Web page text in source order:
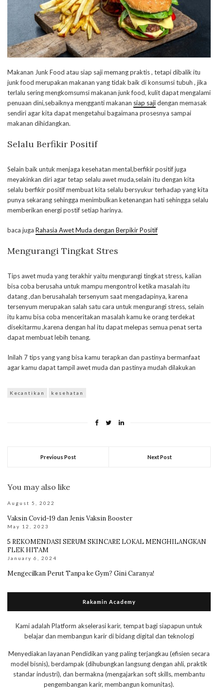
Makanan Junk Food atau siap saji memang praktis , tetapi dibalik itu
junk food merupakan makanan yang tidak baik di konsumsi tubuh , jika
terlalu sering mengkomsumsi makanan junk food, kulit dapat mengalami
penuaan dini,sebaiknya mengganti makanan siap sajidengan memasak
sendiri agar kita dapat mengetahui bagaimana prosesnya sampai
makanan dihidangkan.
Selalu Berfikir Positif
Selain baik untuk menjaga kesehatan mental,berfikir positif juga
meyakinkan diri agar tetap selalu awet muda,selain itu dengan kita
selalu berfikir positif membuat kita selalu bersyukur terhadap yang kita
punya sekarang sehingga menimbulkan ketenangan hati sehingga selalu
memberikan energi postif setiap harinya.
baca juga Rahasia Awet Muda dengan Berpikir Positif
Mengurangi Tingkat Stres
Tips awet muda yang terakhir yaitu mengurangi tingkat stress, kalian
bisa coba berusaha untuk mampu mengontrol ketika masalah itu
datang ,dan berusahalah tersenyum saat mengadapinya, karena
tersenyum merupakan salah satu cara untuk mengurangi stress, selain
itu kamu bisa coba menceritakan masalah kamu ke orang terdekat
disekitarmu ,karena dengan hal itu dapat melepas semua penat serta
dapat membuat lebih tenang.
Inilah 7 tips yang yang bisa kamu terapkan dan pastinya bermanfaat
agar kamu dapat tampil awet muda dan pastinya mudah dilakukan
Kecantikan kesehatan
Previous Post Next Post
You may also like
August 5, 2022
Vaksin Covid-19 dan Jenis Vaksin Booster
May 12, 2023
5 REKOMENDASI SERUM SKINCARE LOKAL MENGHILANGKAN
FLEK HITAM
January 6, 2024
Mengecilkan Perut Tanpa ke Gym? Gini Caranya!
Rakamin Academy
Kami adalah Platform akselerasi karir, tempat bagi siapapun untuk
belajar dan membangun karir di bidang digital dan teknologi
Menyediakan layanan Pendidikan yang paling terjangkau (efisien secara
model bisnis), berdampak (dihubungkan langsung dengan ahli, praktik
standar industri), dan bermakna (mengajarkan soft skills, membantu
pengembangan karir, membangun komunitas).